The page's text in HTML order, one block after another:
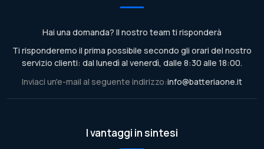
Hai una domanda? Il nostro team ti risponderà
Ti risponderemo il prima possibile secondo gli orari del nostro
servizio clienti: dal lunedì al venerdì, dalle 8:30 alle 18:00.
Inviaci un'e-mail al seguente indirizzo:info@batteriaone.it
I vantaggi in sintesi